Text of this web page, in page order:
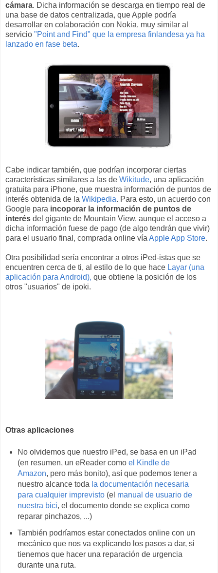
cámara. Dicha información se descarga en tiempo real de
una base de datos centralizada, que Apple podría
desarrollar en colaboración con Nokia, muy similar al
servicio "Point and Find" que la empresa finlandesa ya ha
lanzado en fase beta.
Cabe indicar también, que podrían incorporar ciertas
características similares a las de Wikitude, una aplicación
gratuita para iPhone, que muestra información de puntos de
interés obtenida de la Wikipedia. Para esto, un acuerdo con
Google para incoporar la información de puntos de
interés del gigante de Mountain View, aunque el acceso a
dicha información fuese de pago (de algo tendrán que vivir)
para el usuario final, comprada online vía Apple App Store.
Otra posibilidad sería encontrar a otros iPed-istas que se
encuentren cerca de ti, al estilo de lo que hace Layar (una
aplicación para Android), que obtiene la posición de los
otros "usuarios" de ipoki.
Otras aplicaciones
No olvidemos que nuestro iPed, se basa en un iPad
(en resumen, un eReader como el Kindle de
Amazon, pero más bonito), así que podemos tener a
nuestro alcance toda la documentación necesaria
para cualquier imprevisto(el manual de usuario de
nuestra bici, el documento donde se explica como
reparar pinchazos, ...)
También podríamos estar conectados online con un
mecánico que nos va explicando los pasos a dar, si
tienemos que hacer una reparación de urgencia
durante una ruta.